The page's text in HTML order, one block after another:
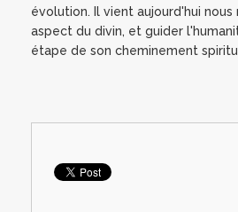
évolution. Il vient aujourd'hui
aspect du divin, et guider
étape de son cheminement